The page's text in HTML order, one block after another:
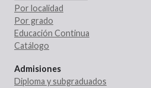
Por localidad
Por grado
Educación Continua
Catálogo
Admisiones
Diploma y subgraduados